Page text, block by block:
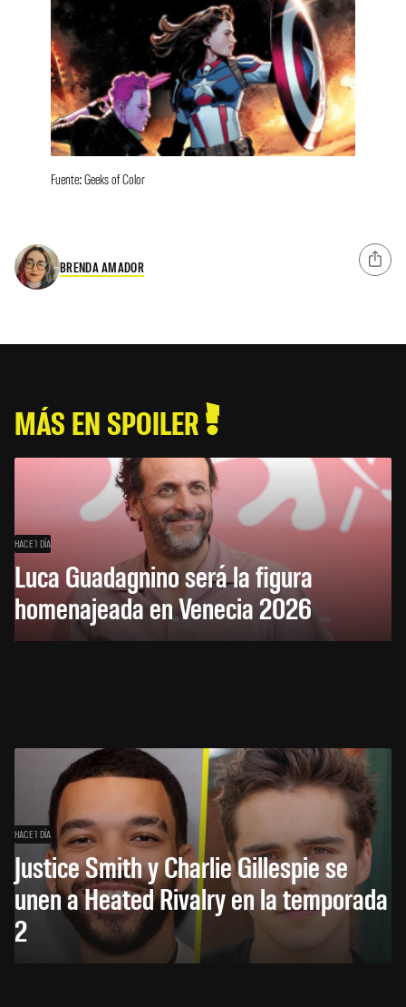
Fuente: Geeks of Color
BRENDA AMADOR
MÁS EN SPOILER
HACE 1 DÍA
Luca Guadagnino será la figura
homenajeada en Venecia 2026
HACE 1 DÍA
Justice Smith y Charlie Gillespie se
unen a Heated Rivalry en la temporada
2